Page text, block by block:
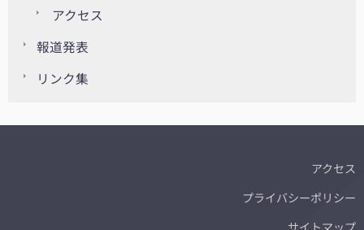
アクセス
報道発表
リンク集
アクセス
プライバシーポリシー
サイトマップ